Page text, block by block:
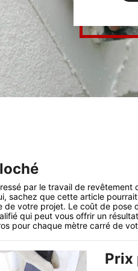
par le travail de
sachez que cette article
votre projet. Le coût de pose
qui peut vous offrir un
pour chaque mètre carré de
Prix